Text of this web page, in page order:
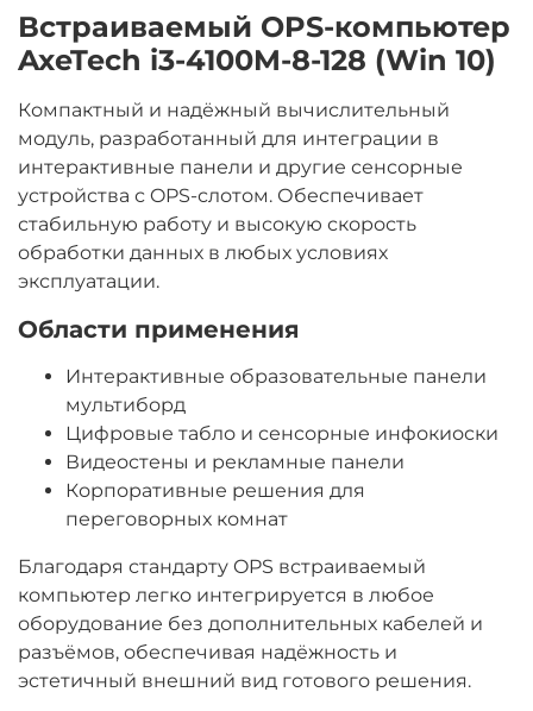
Входы, выходы, подключения
USB 3.0 Type A
2 шт
4 шт
HDMI out
3 шт
VGA
1 шт
LAN (RJ45)
1 шт
1 шт
Wi-Fi
802.11 a/b/g/n/ac
Физические характеристики
Размеры
Рабочая температура
от -10 до 50°С
Встраиваемый OPS-компьютер
AxeTech i3-4100M-8-128 (Win 10)
Компактный и надёжный вычислительный
модуль, разработанный для интеграции в
интерактивные панели и другие сенсорные
устройства с OPS-слотом. Обеспечивает
стабильную работу и высокую скорость
обработки данных в любых условиях
эксплуатации.
Области применения
Интерактивные образовательные панели
мультиборд
Цифровые табло и сенсорные инфокиоски
Видеостены и рекламные панели
Корпоративные решения для
переговорных комнат
Благодаря стандарту OPS встраиваемый
компьютер легко интегрируется в любое
оборудование без дополнительных кабелей и
разъёмов, обеспечивая надёжность и
эстетичный внешний вид готового решения.